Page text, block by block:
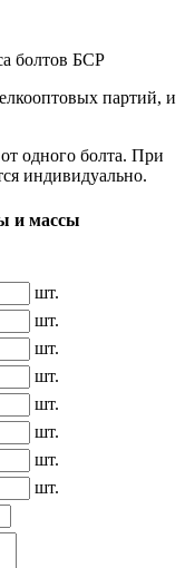
болтов БСР
партий, и
одного болта. При
индивидуально.
и массы
шт.
шт.
шт.
шт.
шт.
шт.
шт.
шт.